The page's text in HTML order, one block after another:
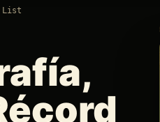
List